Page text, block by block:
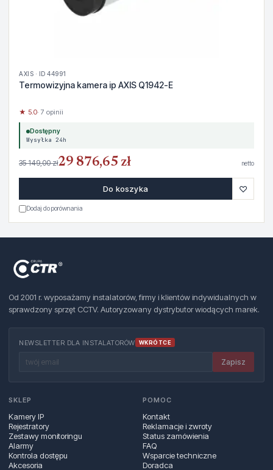
AXIS · ID 44991
Termowizyjna kamera ip AXIS Q1942-E
★ 5.0· 7 opinii
Dostępny
Wysyłka 24h
35 149,00 zł29 876,65 zł netto
Do koszyka ♡
Dodaj do porównania
Od 2001 r. wyposażamy instalatorów, firmy i klientów indywidualnych w
sprawdzony sprzęt CCTV. Autoryzowany dystrybutor wiodących marek.
NEWSLETTER DLA INSTALATORÓW WKRÓTCE
Zapisz
SKLEP
Kamery IP
Rejestratory
Zestawy monitoringu
Alarmy
Kontrola dostępu
Akcesoria
POMOC
Kontakt
Reklamacje i zwroty
Status zamówienia
FAQ
Wsparcie techniczne
Doradca